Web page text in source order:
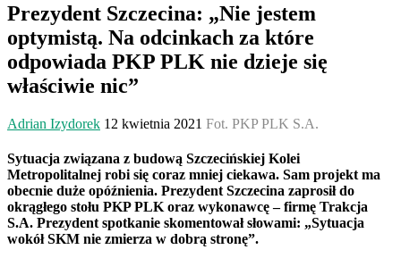
Prezydent Szczecina: „Nie jestem
optymistą. Na odcinkach za które
odpowiada PKP PLK nie dzieje się
właściwie nic”
Adrian Izydorek 12 kwietnia 2021 Fot. PKP PLK S.A.
Sytuacja związana z budową Szczecińskiej Kolei
Metropolitalnej robi się coraz mniej ciekawa. Sam projekt ma
obecnie duże opóźnienia. Prezydent Szczecina zaprosił do
okrągłego stołu PKP PLK oraz wykonawcę – firmę Trakcja
S.A. Prezydent spotkanie skomentował słowami: „Sytuacja
wokół SKM nie zmierza w dobrą stronę”.